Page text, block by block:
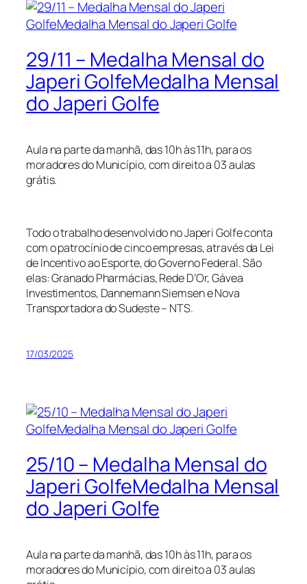
29/11 – Medalha Mensal do
Japeri GolfeMedalha Mensal
do Japeri Golfe
Aula na parte da manhã, das 10h às 11h, para os
moradores do Município, com direito a 03 aulas
grátis.
Todo o trabalho desenvolvido no Japeri Golfe conta
com o patrocínio de cinco empresas, através da Lei
de Incentivo ao Esporte, do Governo Federal. São
elas: Granado Pharmácias, Rede D’Or, Gávea
Investimentos, Dannemann Siemsen e Nova
Transportadora do Sudeste – NTS.
17/03/2025
25/10 – Medalha Mensal do
Japeri GolfeMedalha Mensal
do Japeri Golfe
Aula na parte da manhã, das 10h às 11h, para os
moradores do Município, com direito a 03 aulas